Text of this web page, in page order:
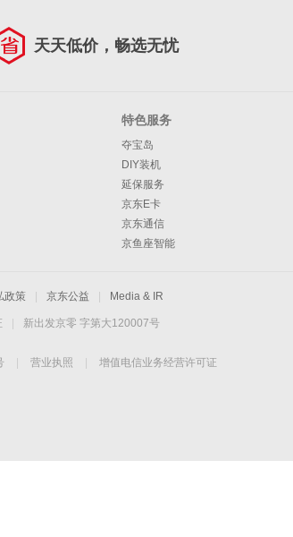
天天低价，畅选无忧
特色服务
夺宝岛
DIY装机
延保服务
京东E卡
京东通信
京鱼座智能
政策 京东公益 Media & IR
新出发京零 字第大120007号
营业执照
增值电信业务经营许可证